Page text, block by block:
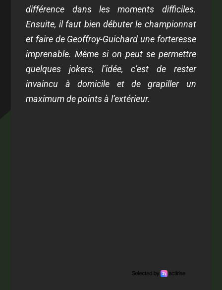
différence dans les moments difficiles.
Ensuite, il faut bien débuter le championnat
et faire de Geoffroy-Guichard une forteresse
imprenable. Même si on peut se permettre
quelques jokers, l’idée, c’est de rester
invaincu à domicile et de grapiller un
maximum de points à l’extérieur.